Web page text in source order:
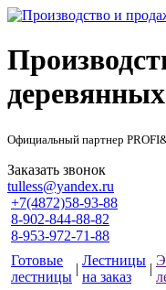
Официальный партнер
Заказать звонок
tulless@yandex.ru
+7(4872)58-93-88
8-902-844-88-82
8-953-972-71-88
Готовые
лестницы
|
Лестницы
на заказ
|